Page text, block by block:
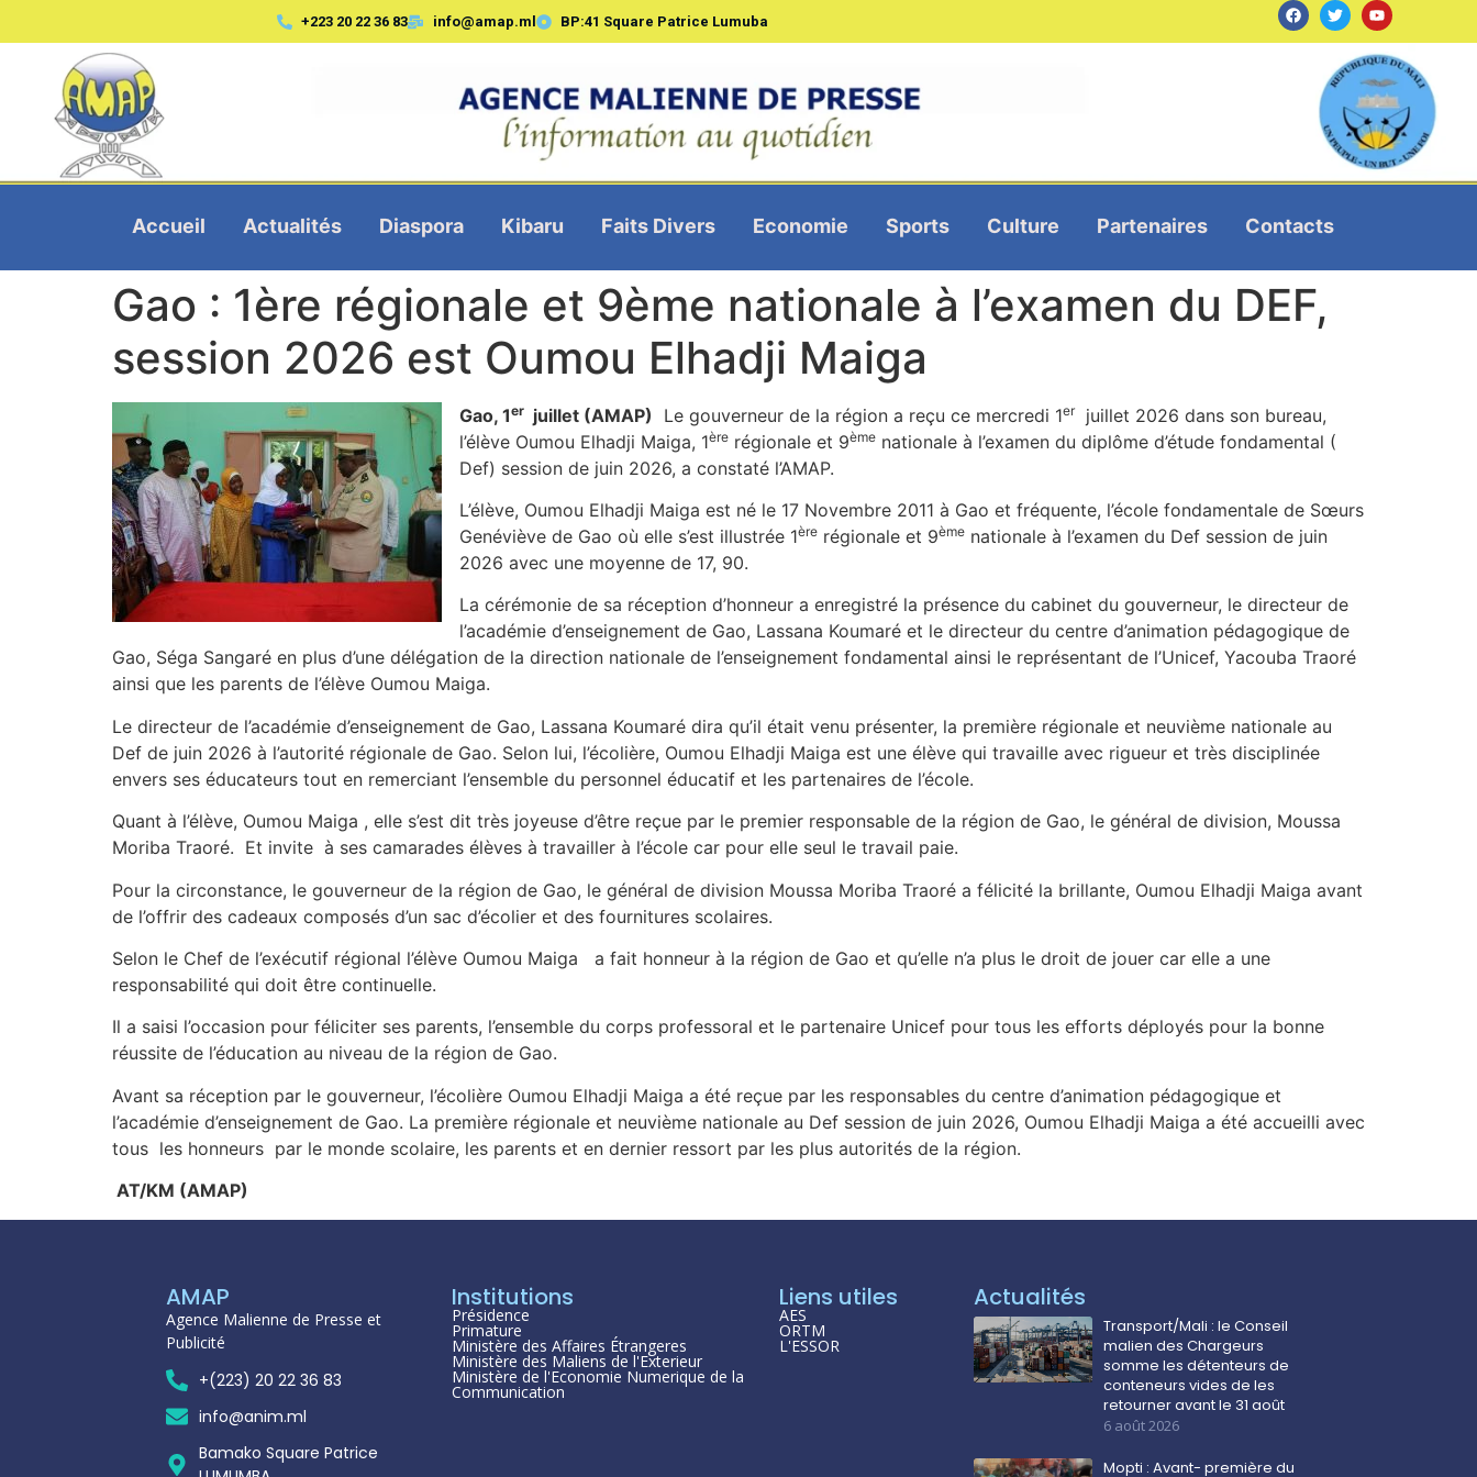
+223 20 22 36 83 info@amap.ml BP:41 Square Patrice Lumuba
Accueil Actualités Diaspora Kibaru Faits Divers Economie Sports Culture Partenaires Contacts
Gao : 1ère régionale et 9ème nationale à l’examen du DEF,
session 2026 est Oumou Elhadji Maiga
Gao, 1er juillet (AMAP) Le gouverneur de la région a reçu ce mercredi 1erjuillet 2026 dans son bureau,
l’élève Oumou Elhadji Maiga, 1ère régionale et 9ème nationale à l’examen du diplôme d’étude fondamental (
Def) session de juin 2026, a constaté l’AMAP.
L’élève, Oumou Elhadji Maiga est né le 17 Novembre 2011 à Gao et fréquente, l’école fondamentale de Sœurs
Genéviève de Gao où elle s’est illustrée 1ère régionale et 9ème nationale à l’examen du Def session de juin
2026 avec une moyenne de 17, 90.
La cérémonie de sa réception d’honneur a enregistré la présence du cabinet du gouverneur, le directeur de
l’académie d’enseignement de Gao, Lassana Koumaré et le directeur du centre d’animation pédagogique de
Gao, Séga Sangaré en plus d’une délégation de la direction nationale de l’enseignement fondamental ainsi le représentant de l’Unicef, Yacouba Traoré
ainsi que les parents de l’élève Oumou Maiga.
Le directeur de l’académie d’enseignement de Gao, Lassana Koumaré dira qu’il était venu présenter, la première régionale et neuvième nationale au
Def de juin 2026 à l’autorité régionale de Gao. Selon lui, l’écolière, Oumou Elhadji Maiga est une élève qui travaille avec rigueur et très disciplinée
envers ses éducateurs tout en remerciant l’ensemble du personnel éducatif et les partenaires de l’école.
Quant à l’élève, Oumou Maiga , elle s’est dit très joyeuse d’être reçue par le premier responsable de la région de Gao, le général de division, Moussa
Moriba Traoré. Et invite à ses camarades élèves à travailler à l’école car pour elle seul le travail paie.
Pour la circonstance, le gouverneur de la région de Gao, le général de division Moussa Moriba Traoré a félicité la brillante, Oumou Elhadji Maiga avant
de l’offrir des cadeaux composés d’un sac d’écolier et des fournitures scolaires.
Selon le Chef de l’exécutif régional l’élève Oumou Maiga a fait honneur à la région de Gao et qu’elle n’a plus le droit de jouer car elle a une
responsabilité qui doit être continuelle.
Il a saisi l’occasion pour féliciter ses parents, l’ensemble du corps professoral et le partenaire Unicef pour tous les efforts déployés pour la bonne
réussite de l’éducation au niveau de la région de Gao.
Avant sa réception par le gouverneur, l’écolière Oumou Elhadji Maiga a été reçue par les responsables du centre d’animation pédagogique et
l’académie d’enseignement de Gao. La première régionale et neuvième nationale au Def session de juin 2026, Oumou Elhadji Maiga a été accueilli avec
tous les honneurs par le monde scolaire, les parents et en dernier ressort par les plus autorités de la région.
AT/KM (AMAP)
AMAP
Agence Malienne de Presse et
Publicité
+(223) 20 22 36 83
info@anim.ml
Bamako Square Patrice
Institutions
Présidence
Primature
Ministère des Affaires Étrangeres
Ministère des Maliens de l'Exterieur
Ministère de l'Economie Numerique de la
Communication
Liens utiles
AES
ORTM
L'ESSOR
Actualités
Transport/Mali : le Conseil
malien des Chargeurs
somme les détenteurs de
conteneurs vides de les
retourner avant le 31 août
6 août 2026
Mopti : Avant- première du